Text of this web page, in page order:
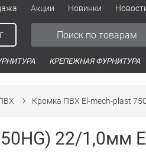
Акции Новинки
КРЕПЕЖНАЯ ФУРНИТУРА
Кромка ПВХ El-mech-plast
22/1,0мм